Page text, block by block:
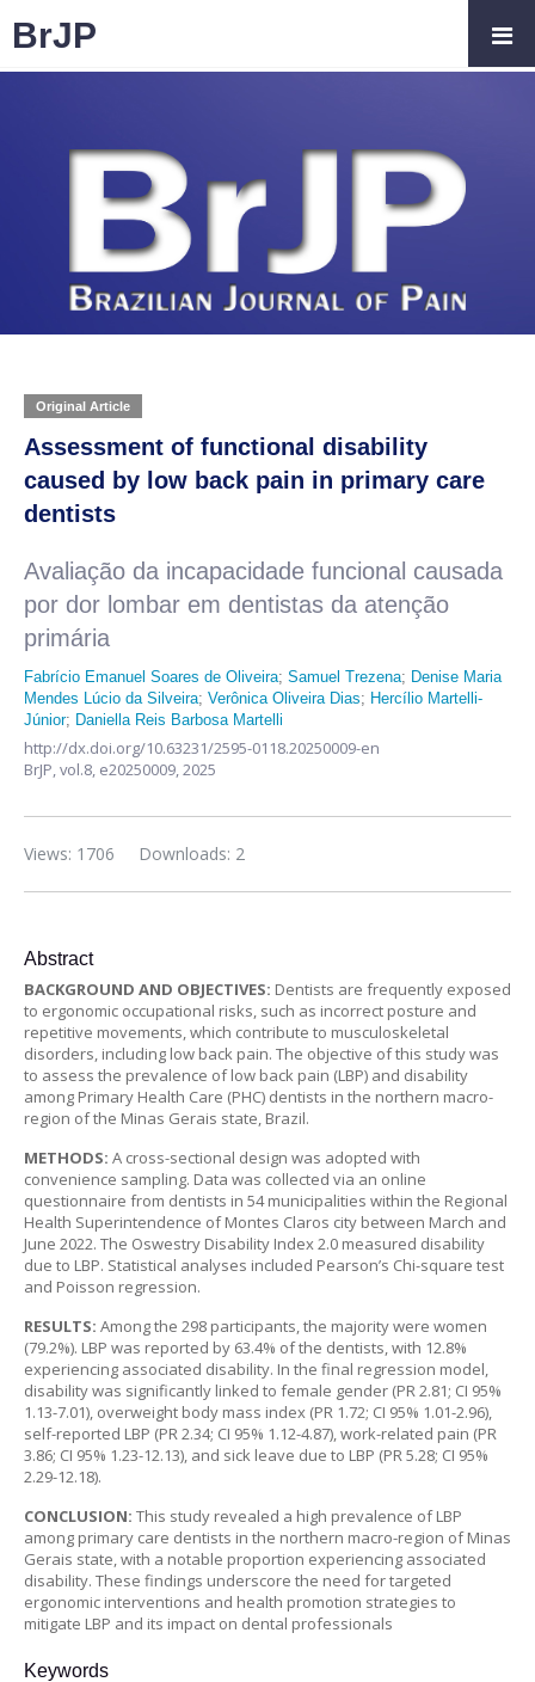
Original Article
Assessment of functional disability
caused by low back pain in primary care
dentists
Avaliação da incapacidade funcional causada
por dor lombar em dentistas da atenção
primária
Fabrício Emanuel Soares de Oliveira; Samuel Trezena; Denise Maria
Mendes Lúcio da Silveira; Verônica Oliveira Dias; Hercílio Martelli-
Júnior; Daniella Reis Barbosa Martelli
http://dx.doi.org/10.63231/2595-0118.20250009-en
BrJP,vol.8, e20250009, 2025
Downloads: 2
Views: 1706
Abstract
BACKGROUND AND OBJECTIVES: Dentists are frequently exposed
to ergonomic occupational risks, such as incorrect posture and
repetitive movements, which contribute to musculoskeletal
disorders, including low back pain. The objective of this study was
to assess the prevalence of low back pain (LBP) and disability
among Primary Health Care (PHC) dentists in the northern macro-
region of the Minas Gerais state, Brazil.
METHODS: A cross-sectional design was adopted with
convenience sampling. Data was collected via an online
questionnaire from dentists in 54 municipalities within the Regional
Health Superintendence of Montes Claros city between March and
June 2022. The Oswestry Disability Index 2.0 measured disability
due to LBP. Statistical analyses included Pearson’s Chi-square test
and Poisson regression.
RESULTS: Among the 298 participants, the majority were women
(79.2%). LBP was reported by 63.4% of the dentists, with 12.8%
experiencing associated disability. In the final regression model,
disability was significantly linked to female gender (PR 2.81; CI 95%
1.13-7.01), overweight body mass index (PR 1.72; CI 95% 1.01-2.96),
self-reported LBP (PR 2.34; CI 95% 1.12-4.87), work-related pain (PR
3.86; CI 95% 1.23-12.13), and sick leave due to LBP (PR 5.28; CI 95%
2.29-12.18).
CONCLUSION: This study revealed a high prevalence of LBP
among primary care dentists in the northern macro-region of Minas
Gerais state, with a notable proportion experiencing associated
disability. These findings underscore the need for targeted
ergonomic interventions and health promotion strategies to
mitigate LBP and its impact on dental professionals
Keywords
BrJP